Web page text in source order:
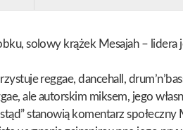
solowy krążek Mesajah –
reggae, dancehall,
ale autorskim miksem, jego
stanowią komentarz